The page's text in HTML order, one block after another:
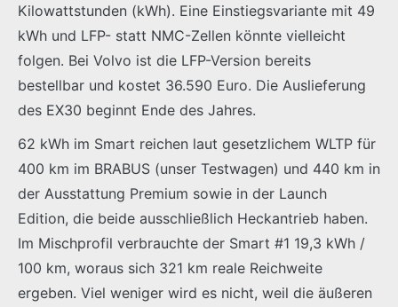
Kilowattstunden (kWh). Eine Einstiegsvariante mit 49
kWh und LFP- statt NMC-Zellen könnte vielleicht
folgen. Bei Volvo ist die LFP-Version bereits
bestellbar und kostet 36.590 Euro. Die Auslieferung
des EX30 beginnt Ende des Jahres.
62 kWh im Smart reichen laut gesetzlichem WLTP für
400 km im BRABUS (unser Testwagen) und 440 km in
der Ausstattung Premium sowie in der Launch
Edition, die beide ausschließlich Heckantrieb haben.
Im Mischprofil verbrauchte der Smart #1 19,3 kWh /
100 km, woraus sich 321 km reale Reichweite
ergeben. Viel weniger wird es nicht, weil die äußeren